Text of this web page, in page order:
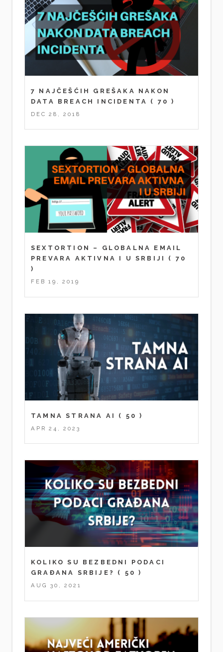
7 NAJČEŠĆIH GREŠAKA NAKON
DATA BREACH INCIDENTA
( 70 )
DEC 28, 2018
SEXTORTION – GLOBALNA EMAIL
PREVARA AKTIVNA I U SRBIJI
( 70
)
FEB 19, 2019
TAMNA STRANA AI ( 50 )
APR 24, 2023
KOLIKO SU BEZBEDNI PODACI
GRAĐANA SRBIJE?
( 50 )
AUG 30, 2021